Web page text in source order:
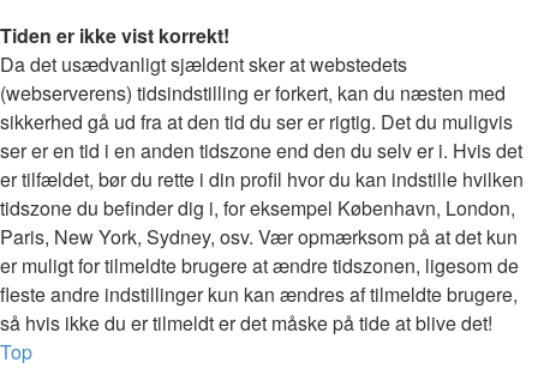
Tiden er ikke vist korrekt!
Da det usædvanligt sjældent sker at webstedets
(webserverens) tidsindstilling er forkert, kan du næsten med
sikkerhed gå ud fra at den tid du ser er rigtig. Det du muligvis
ser er en tid i en anden tidszone end den du selv er i. Hvis det
er tilfældet, bør du rette i din profil hvor du kan indstille hvilken
tidszone du befinder dig i, for eksempel København, London,
Paris, New York, Sydney, osv. Vær opmærksom på at det kun
er muligt for tilmeldte brugere at ændre tidszonen, ligesom de
fleste andre indstillinger kun kan ændres af tilmeldte brugere,
så hvis ikke du er tilmeldt er det måske på tide at blive det!
Top